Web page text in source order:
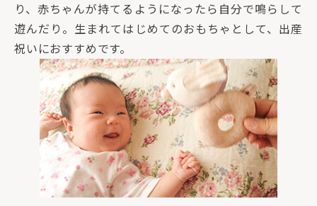
り、赤ちゃんが持てるようになったら自分で鳴らして
遊んだり。生まれてはじめてのおもちゃとして、出産
祝いにおすすめです。